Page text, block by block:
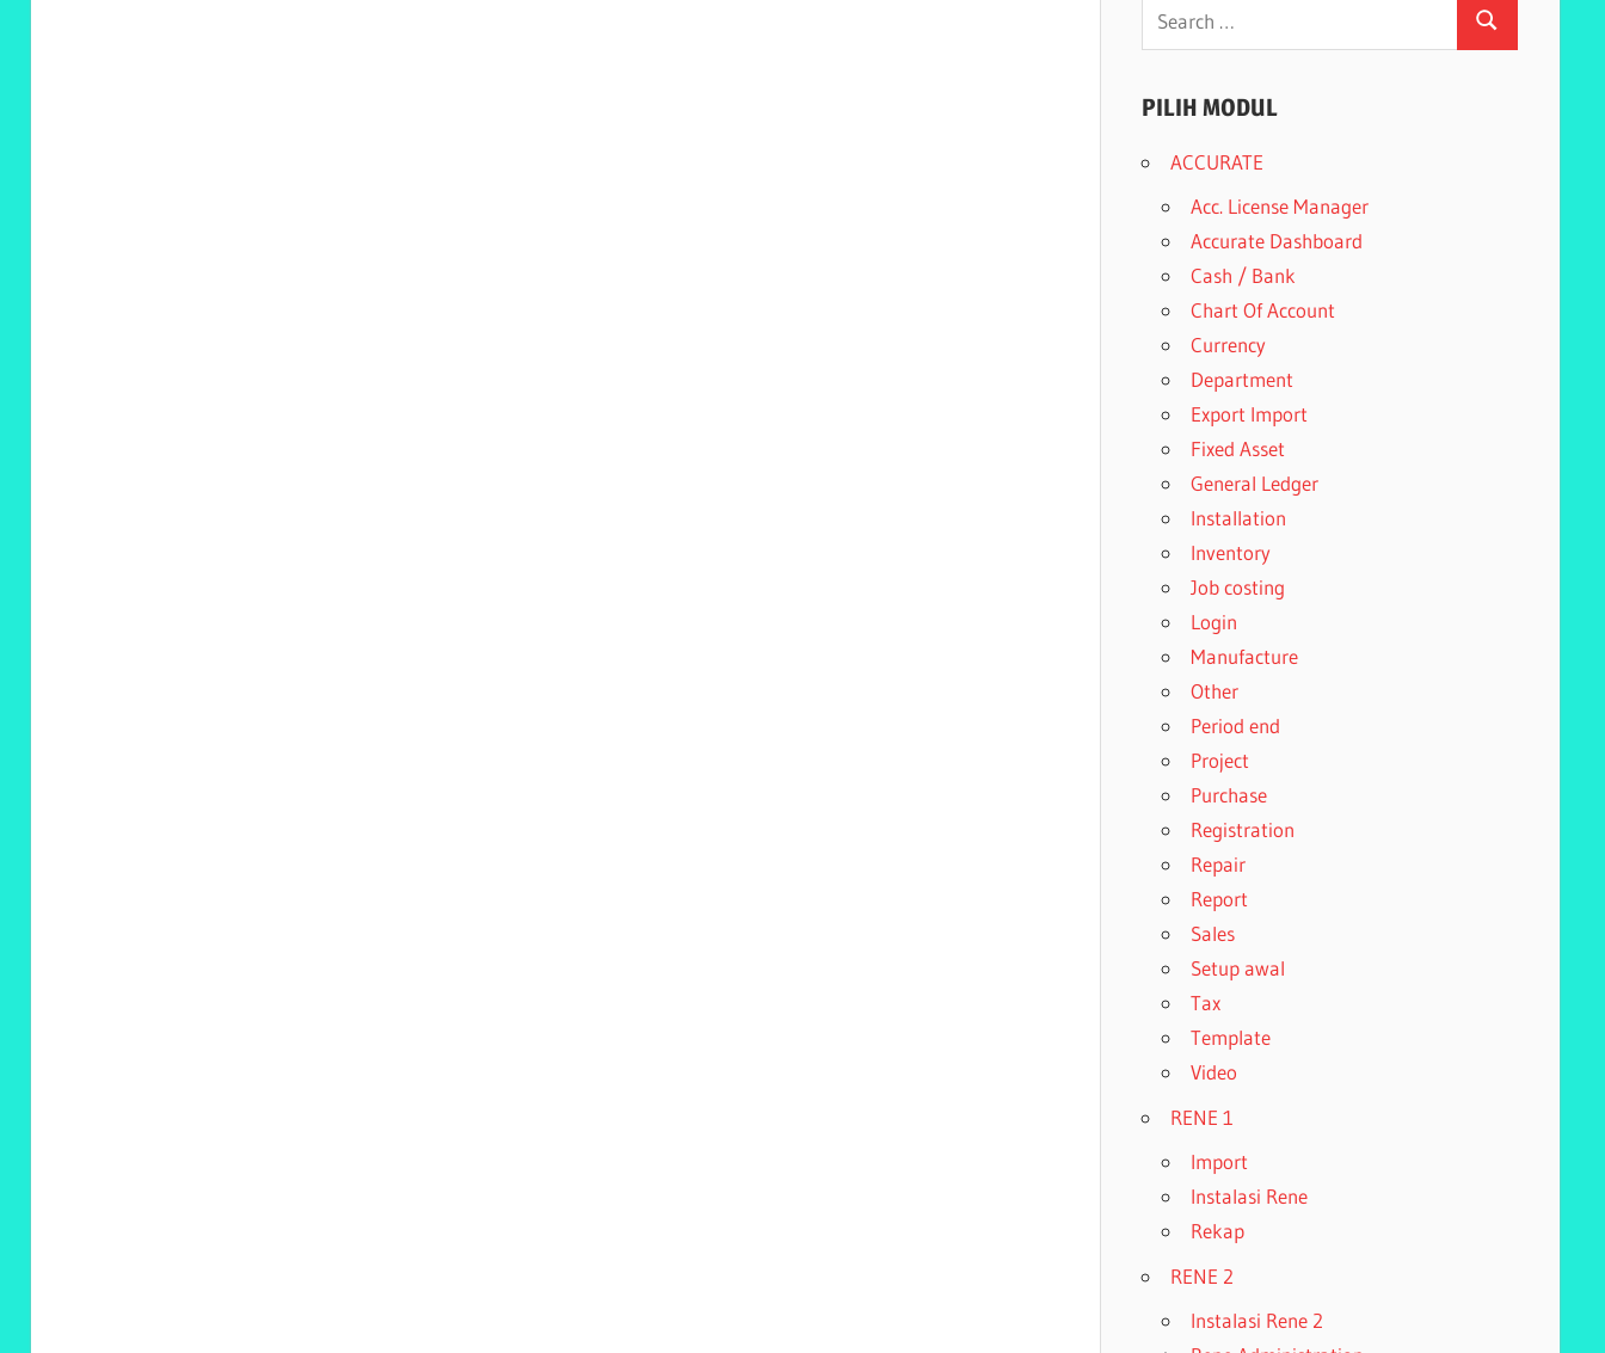
Search
PILIH MODUL
ACCURATE
Acc. License Manager
Accurate Dashboard
Cash / Bank
Chart Of Account
Currency
Department
Export Import
Fixed Asset
General Ledger
Installation
Inventory
Job costing
Login
Manufacture
Other
Period end
Project
Purchase
Registration
Repair
Report
Sales
Setup awal
Tax
Template
Video
RENE 1
Import
Instalasi Rene
Rekap
RENE 2
Instalasi Rene 2